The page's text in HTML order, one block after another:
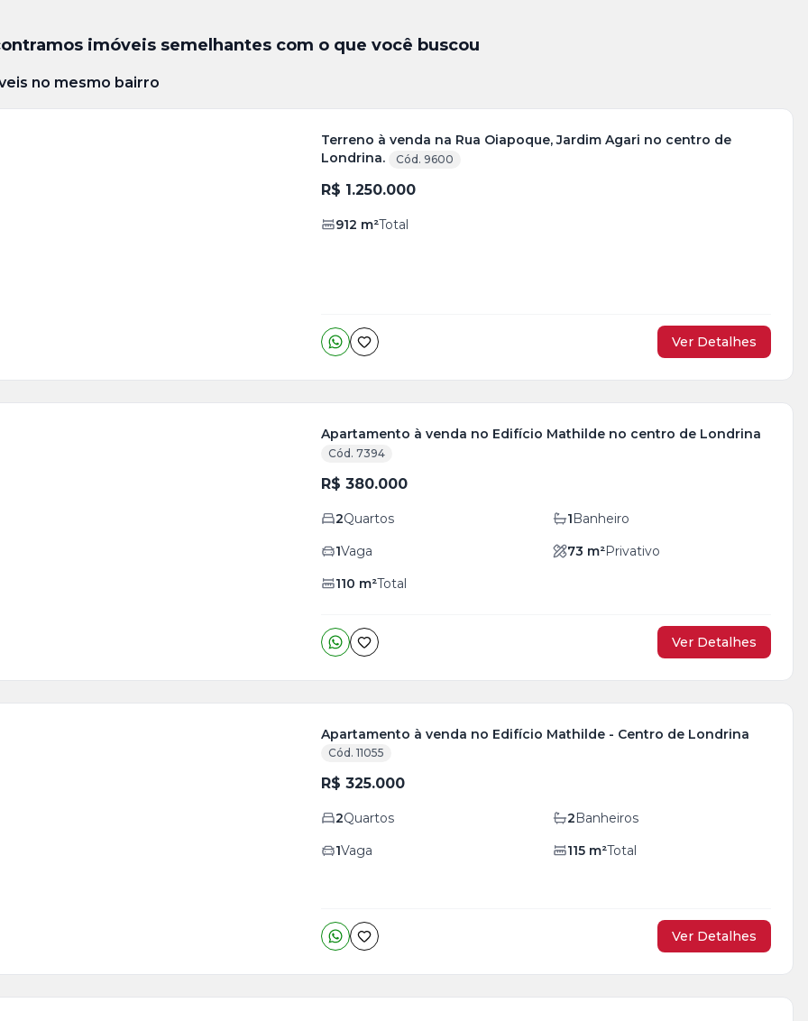
imóveis semelhantes com o que você buscou
no mesmo bairro
Terreno à venda na Rua Oiapoque, Jardim Agari no centro de
Londrina.
Cód. 9600
R$ 1.250.000
912 m²Total
Ver Detalhes
Apartamento à venda no Edifício Mathilde no centro de Londrina
Cód. 7394
R$ 380.000
2Quartos 1Banheiro
1Vaga 73 m²Privativo
110 m²Total
Ver Detalhes
Apartamento à venda no Edifício Mathilde - Centro de Londrina
Cód. 11055
R$ 325.000
2Quartos 2Banheiros
1Vaga 115 m²Total
Ver Detalhes